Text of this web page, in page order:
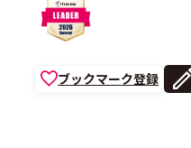
ブックマーク登録